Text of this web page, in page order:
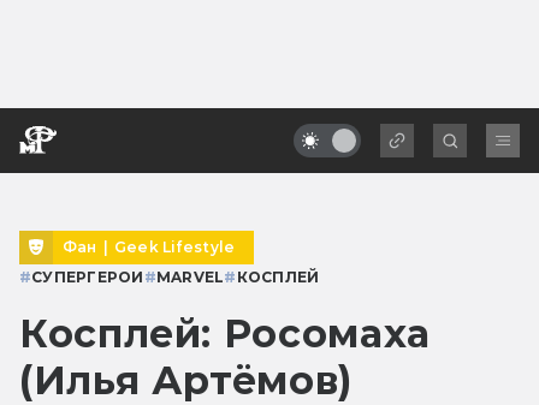
Фан | Geek Lifestyle
#СУПЕРГЕРОИ #MARVEL# КОСПЛЕЙ
Косплей: Росомаха
(Илья Артёмов)